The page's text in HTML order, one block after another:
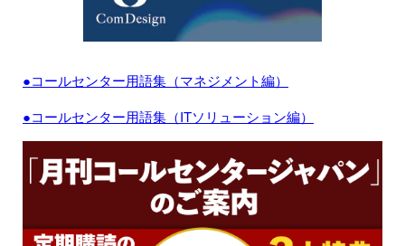
●コールセンター用語集（マネジメント編）
●コールセンター用語集（ITソリューション編）